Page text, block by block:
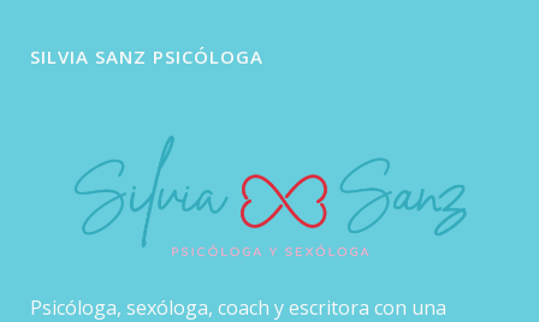
SILVIA SANZ PSICÓLOGA
Psicóloga, sexóloga, coach y escritora con una